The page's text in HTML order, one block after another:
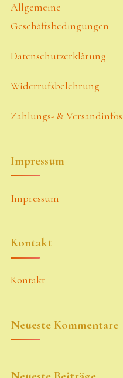
Allgemeine
Geschäftsbedingungen
Datenschutzerklärung
Widerrufsbelehrung
Zahlungs- & Versandinfos
Impressum
Impressum
Kontakt
Kontakt
Neueste Kommentare